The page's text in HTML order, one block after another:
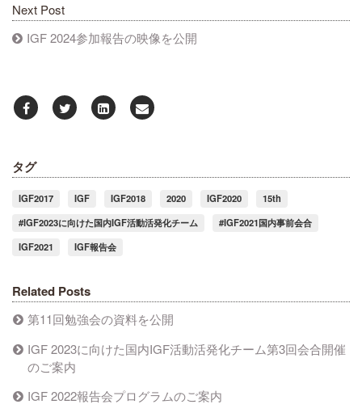
Next Post
IGF 2024参加報告の映像を公開
タグ
IGF2017 IGF IGF2018 2020 IGF2020
15th
#IGF2023に向けた国内IGF活動活発化チーム
#IGF2021国内事前会合
IGF2021
IGF報告会
Related Posts
第11回勉強会の資料を公開
IGF 2023に向けた国内IGF活動活発化チーム第3回会合開催
のご案内
IGF 2022報告会プログラムのご案内